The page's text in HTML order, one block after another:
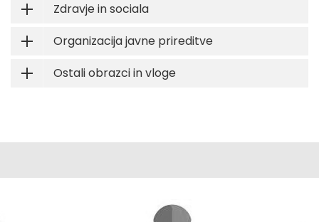
Zdravje in sociala
Organizacija javne prireditve
Ostali obrazci in vloge